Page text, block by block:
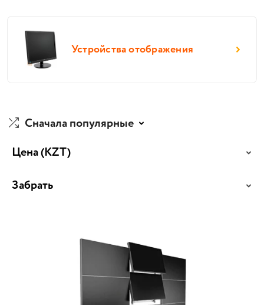
Устройства отображения
Сначала популярные
Цена(KZT)
Забрать